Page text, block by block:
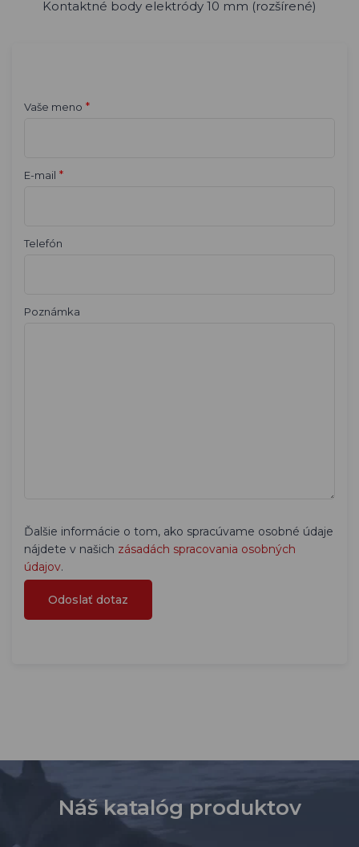
Kontaktné body elektródy 10 mm (rozšírené)
Vaše meno *
E-mail *
Telefón
Poznámka
Ďalšie informácie o tom, ako spracúvame osobné údaje
nájdete v našich zásadách spracovania osobných
údajov.
Náš katalóg produktov